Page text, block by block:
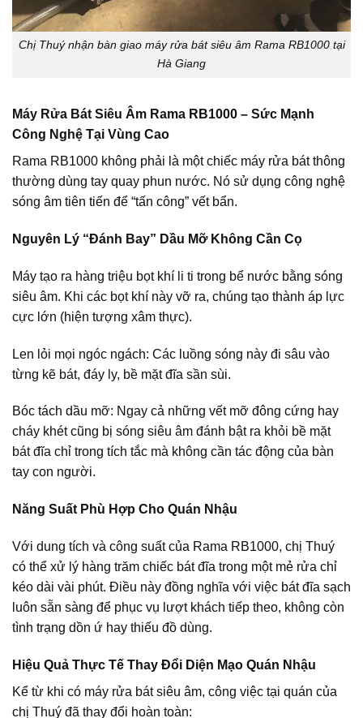
Chị Thuý nhận bàn giao máy rửa bát siêu âm Rama RB1000 tại
Hà Giang
Máy Rửa Bát Siêu Âm Rama RB1000 – Sức Mạnh
Công Nghệ Tại Vùng Cao
Rama RB1000 không phải là một chiếc máy rửa bát thông
thường dùng tay quay phun nước. Nó sử dụng công nghệ
sóng âm tiên tiến để “tấn công” vết bẩn.
Nguyên Lý “Đánh Bay” Dầu Mỡ Không Cần Cọ
Máy tạo ra hàng triệu bọt khí li ti trong bể nước bằng sóng
siêu âm. Khi các bọt khí này vỡ ra, chúng tạo thành áp lực
cực lớn (hiện tượng xâm thực).
Len lỏi mọi ngóc ngách: Các luồng sóng này đi sâu vào
từng kẽ bát, đáy ly, bề mặt đĩa sần sùi.
Bóc tách dầu mỡ: Ngay cả những vết mỡ đông cứng hay
cháy khét cũng bị sóng siêu âm đánh bật ra khỏi bề mặt
bát đĩa chỉ trong tích tắc mà không cần tác động của bàn
tay con người.
Năng Suất Phù Hợp Cho Quán Nhậu
Với dung tích và công suất của Rama RB1000, chị Thuý
có thể xử lý hàng trăm chiếc bát đĩa trong một mẻ rửa chỉ
kéo dài vài phút. Điều này đồng nghĩa với việc bát đĩa sạch
luôn sẵn sàng để phục vụ lượt khách tiếp theo, không còn
tình trạng dồn ứ hay thiếu đồ dùng.
Hiệu Quả Thực Tế Thay Đổi Diện Mạo Quán Nhậu
Kể từ khi có máy rửa bát siêu âm, công việc tại quán của
chị Thuý đã thay đổi hoàn toàn: